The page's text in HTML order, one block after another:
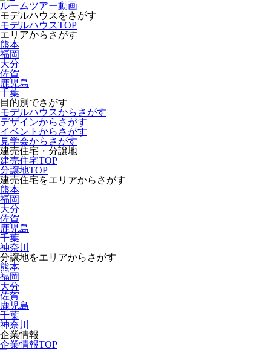
ルームツアー動画
モデルハウスをさがす
モデルハウスTOP
エリアからさがす
熊本
福岡
大分
佐賀
鹿児島
千葉
目的別でさがす
モデルハウスからさがす
デザインからさがす
イベントからさがす
見学会からさがす
建売住宅・分譲地
建売住宅TOP
分譲地TOP
建売住宅をエリアからさがす
熊本
福岡
大分
佐賀
鹿児島
千葉
神奈川
分譲地をエリアからさがす
熊本
福岡
大分
佐賀
鹿児島
千葉
神奈川
企業情報
企業情報TOP